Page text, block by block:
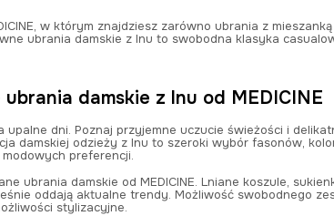
w którym znajdziesz zarówno ubrania z
ubrania damskie z lnu to swobodna klasyka
damskie z lnu od MEDICINE
dni. Poznaj przyjemne uczucie świeżości i
damskiej odzieży z lnu to szeroki wybór fasonów,
preferencji.
ubrania damskie od MEDICINE. Lniane koszule,
oddają aktualne trendy. Możliwość swobodnego
stylizacyjne.